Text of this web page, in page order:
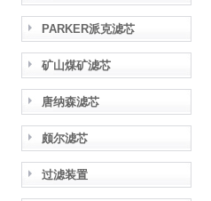
PARKER派克滤芯
矿山煤矿滤芯
唐纳森滤芯
颇尔滤芯
过滤装置